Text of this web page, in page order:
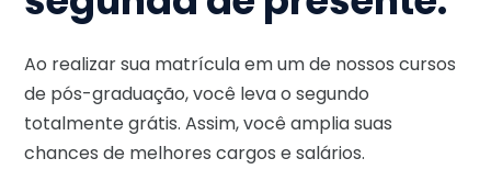
Ao realizar sua matrícula em um de nossos cursos
de pós-graduação, você leva o segundo
totalmente grátis. Assim, você amplia suas
chances de melhores cargos e salários.